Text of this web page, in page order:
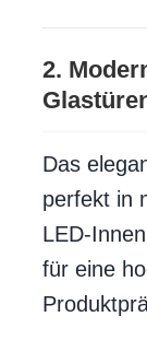
2.
Das
perfekt in
LED-
für eine